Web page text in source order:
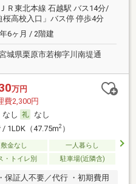
ＪＲ東北本線 石越駅 バス14分/
桜高校入口」バス停 停歩4分
6ヶ月 / 2階建
城県栗原市若柳字川南堤通
万円
費2,300円
なし
なし
/ 1LDK（47.75m2）
敷金なし
一人暮らし
・トイレ別 駐車場(近隣含)
保証人不要／代行 ・初期費用